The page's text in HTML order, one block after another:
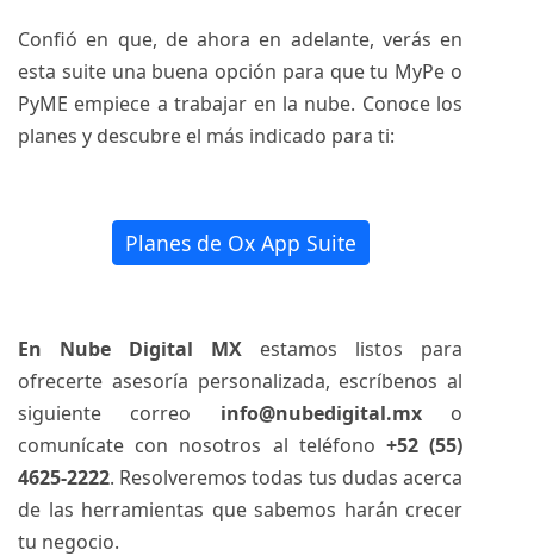
Confió en que, de ahora en adelante, verás en
esta suite una buena opción para que tu MyPe o
PyME empiece a trabajar en la nube. Conoce los
planes y descubre el más indicado para ti:
Planes de Ox App Suite
En Nube Digital MX estamos listos para
ofrecerte asesoría personalizada, escríbenos al
siguiente correo info@nubedigital.mxo
comunícate con nosotros al teléfono +52 (55)
4625-2222. Resolveremos todas tus dudas acerca
de las herramientas que sabemos harán crecer
tu negocio.